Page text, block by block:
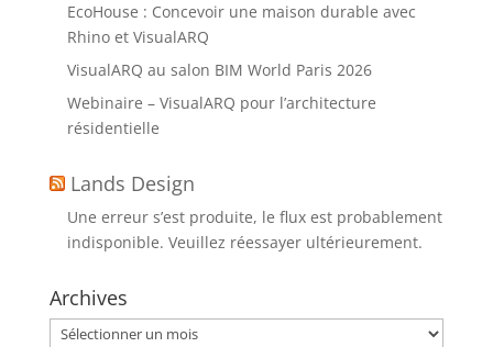
EcoHouse : Concevoir une maison durable avec
Rhino et VisualARQ
VisualARQ au salon BIM World Paris 2026
Webinaire – VisualARQ pour l’architecture
résidentielle
Lands Design
Une erreur s’est produite, le flux est probablement
indisponible. Veuillez réessayer ultérieurement.
Archives
Archives